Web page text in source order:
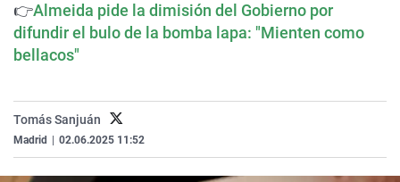
👉Almeida pide la dimisión del Gobierno por
difundir el bulo de la bomba lapa: "Mienten como
bellacos"
Tomás Sanjuán
Madrid 02.06.2025 11:52